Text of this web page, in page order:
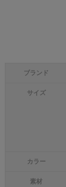
ブランド
サイズ
カラー
素材